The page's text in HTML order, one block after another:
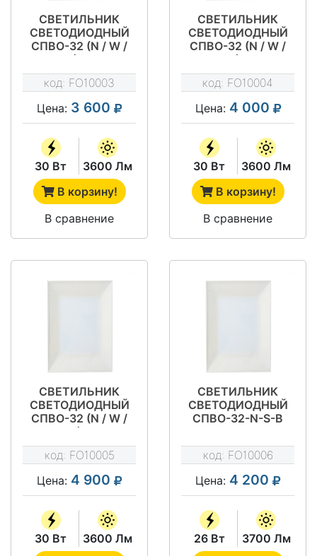
СВЕТИЛЬНИК
СВЕТОДИОДНЫЙ
СПВО-32 (N / W /
M) ВР
код: FO10003
Цена: 3 600
30 Вт
3600 Лм
В корзину!
В сравнение
СВЕТИЛЬНИК
СВЕТОДИОДНЫЙ
СПВО-32 (N / W /
M) В
код: FO10004
Цена: 4 000
30 Вт
3600 Лм
В корзину!
В сравнение
СВЕТИЛЬНИК
СВЕТОДИОДНЫЙ
СПВО-32 (N / W /
M) Н
код: FO10005
Цена: 4 900
30 Вт 3600 Лм
СВЕТИЛЬНИК
СВЕТОДИОДНЫЙ
СПВО-32-N-S-В
код: FO10006
Цена: 4 200
26 Вт 3700 Лм